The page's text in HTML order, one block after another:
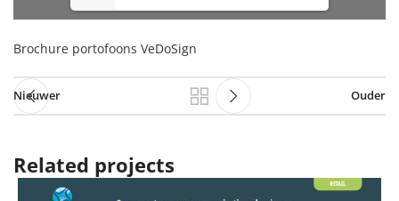
Brochure portofoons VeDoSign
Nieuwer Ouder
Related projects